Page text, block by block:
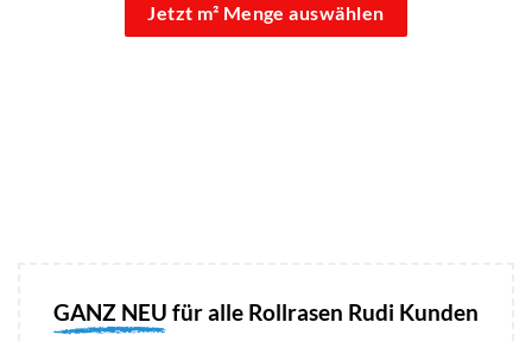
Jetzt m² Menge auswählen
GANZ NEU für alle Rollrasen Rudi Kunden